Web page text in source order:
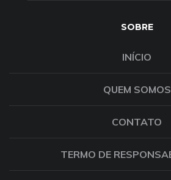
SOBRE
INÍCIO
QUEM SOMOS
CONTATO
TERMO DE